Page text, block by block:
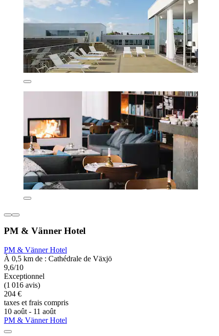
PM & Vänner Hotel
PM & Vänner Hotel
À 0,5 km de : Cathédrale de Växjö
9,6/10
Exceptionnel
(1 016 avis)
204 €
taxes et frais compris
10 août - 11 août
PM & Vänner Hotel